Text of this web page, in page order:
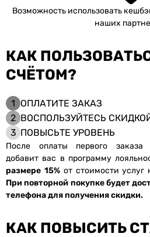
Возможность использовать
наших
КАК
СЧЁТОМ?
1 ОПЛАТИТЕ ЗАКАЗ
2 ВОСПОЛЬЗУЙТЕСЬ
3 ПОВЫСЬТЕ УРОВЕНЬ
После оплаты первого заказа
добавит вас в программу
размере 15%от стоимости услуг
При повторной покупке будет
телефона для получения скидки.
КАК ПОВЫСИТЬ